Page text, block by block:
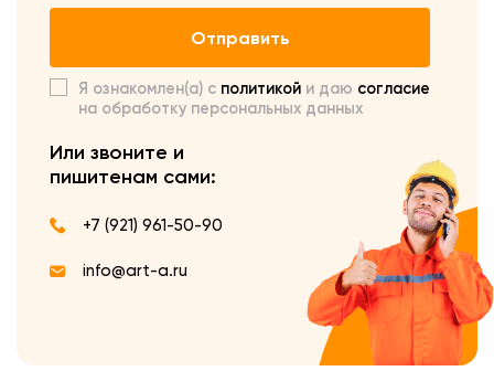
Отправить
Я ознакомлен(а) с политикой и даю согласие
на обработку персональных данных
Или звоните и
пишитенам сами:
+7 (921) 961-50-90
info@art-a.ru